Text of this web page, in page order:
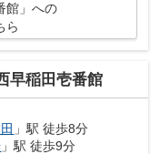
館」への
ら
早稲田壱番館
」駅 徒歩8分
」駅 徒歩9分